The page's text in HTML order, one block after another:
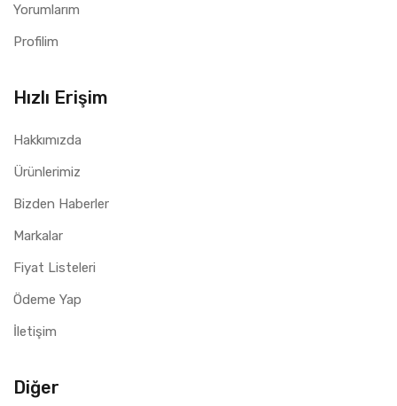
Yorumlarım
Profilim
Hızlı Erişim
Hakkımızda
Ürünlerimiz
Bizden Haberler
Markalar
Fiyat Listeleri
Ödeme Yap
İletişim
Diğer